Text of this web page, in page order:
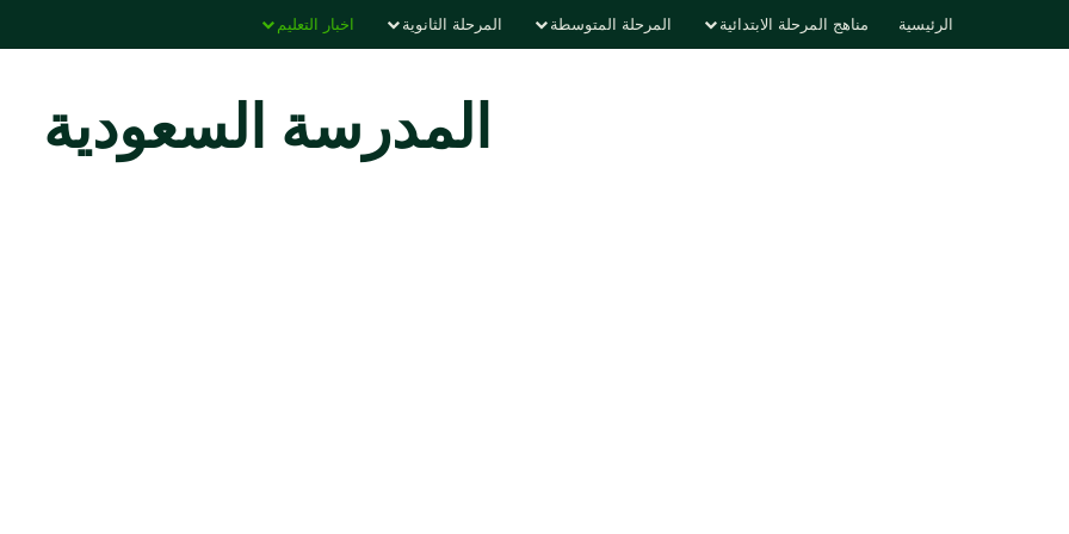
الرئيسية مناهج المرحلة الابتدائية المرحلة المتوسطة المرحلة الثانوية اخبار التعليم
المدرسة السعودية